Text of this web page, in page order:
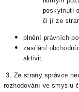
poskytnutí
či jí ze
plnění právních
zasílání
aktivit.
3. Ze strany správce
rozhodování ve smyslu